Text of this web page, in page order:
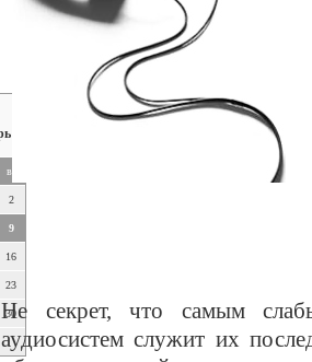
вс
2
9
16
23
30
Не секрет, что самым
аудиосистем служит их